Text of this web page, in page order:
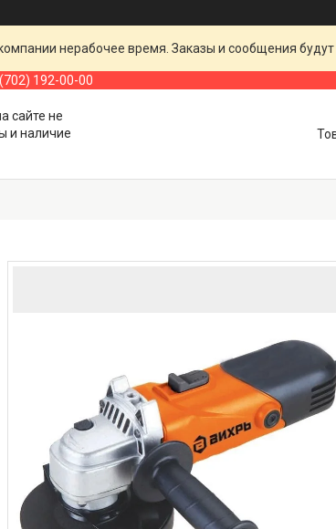
нерабочее время. Заказы и сообщения
192-00-00
сайте не
и наличие